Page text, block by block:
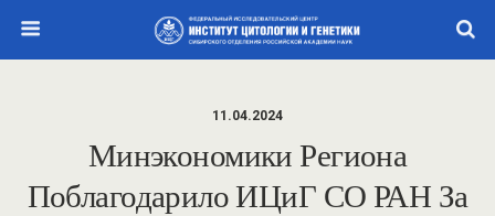
11.04.2024
Минэкономики Региона
Поблагодарило ИЦиГ СО РАН За